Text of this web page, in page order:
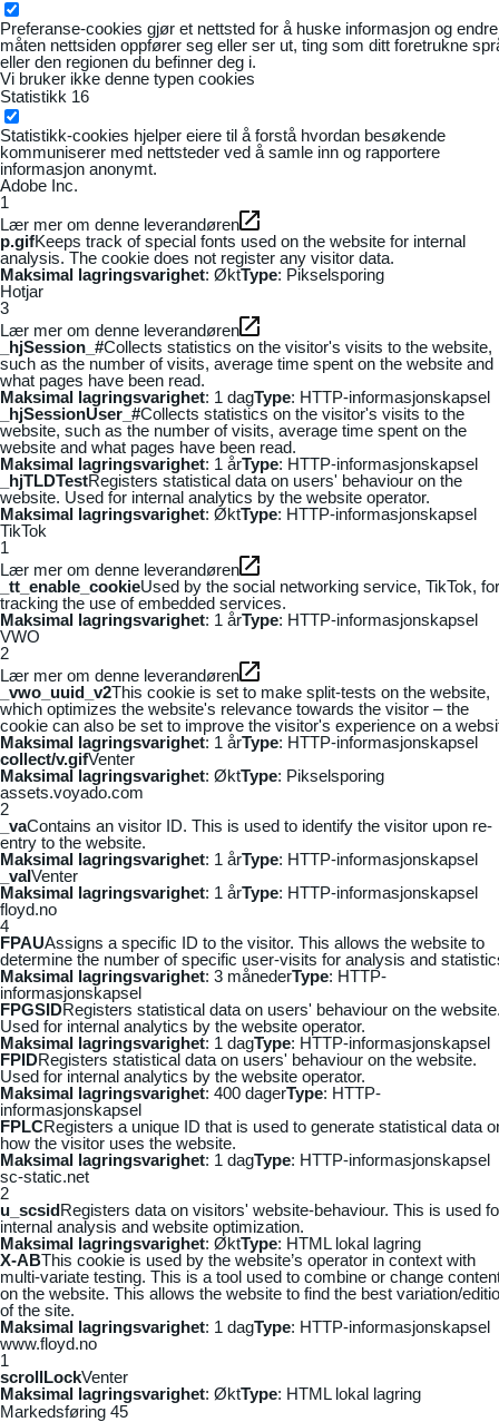
Preferanse-cookies gjør et nettsted for å huske informasjon og
måten nettsiden oppfører seg eller ser ut, ting som ditt foretrukne
eller den regionen du befinner deg i.
Vi bruker ikke denne typen cookies
Statistikk 16
Statistikk-cookies hjelper eiere til å forstå hvordan besøkende
kommuniserer med nettsteder ved å samle inn og rapportere
informasjon anonymt.
Adobe Inc.
1
Lær mer om denne leverandøren
p.gifKeeps track of special fonts used on the website for internal
analysis. The cookie does not register any visitor data.
Maksimal lagringsvarighet: ØktType: Pikselsporing
Hotjar
3
Lær mer om denne leverandøren
_hjSession_#Collects statistics on the visitor's visits to the website,
such as the number of visits, average time spent on the website and
what pages have been read.
Maksimal lagringsvarighet: 1 dagType: HTTP-informasjonskapsel
_hjSessionUser_#Collects statistics on the visitor's visits to the
website, such as the number of visits, average time spent on the
website and what pages have been read.
Maksimal lagringsvarighet: 1 årType: HTTP-informasjonskapsel
_hjTLDTestRegisters statistical data on users' behaviour on the
website. Used for internal analytics by the website operator.
Maksimal lagringsvarighet: ØktType: HTTP-informasjonskapsel
TikTok
1
Lær mer om denne leverandøren
_tt_enable_cookieUsed by the social networking service, TikTok, for
tracking the use of embedded services.
Maksimal lagringsvarighet: 1 årType: HTTP-informasjonskapsel
VWO
2
Lær mer om denne leverandøren
_vwo_uuid_v2This cookie is set to make split-tests on the website,
which optimizes the website's relevance towards the visitor – the
cookie can also be set to improve the visitor's experience on a
Maksimal lagringsvarighet: 1 årType: HTTP-informasjonskapsel
collect/v.gifVenter
Maksimal lagringsvarighet: ØktType: Pikselsporing
assets.voyado.com
2
_vaContains an visitor ID. This is used to identify the visitor upon re-
entry to the website.
Maksimal lagringsvarighet: 1 årType: HTTP-informasjonskapsel
_vaIVenter
Maksimal lagringsvarighet: 1 årType: HTTP-informasjonskapsel
floyd.no
4
FPAUAssigns a specific ID to the visitor. This allows the website to
determine the number of specific user-visits for analysis and
Maksimal lagringsvarighet: 3 månederType: HTTP-
informasjonskapsel
FPGSIDRegisters statistical data on users' behaviour on the
Used for internal analytics by the website operator.
Maksimal lagringsvarighet: 1 dagType: HTTP-informasjonskapsel
FPIDRegisters statistical data on users' behaviour on the website.
Used for internal analytics by the website operator.
Maksimal lagringsvarighet: 400 dagerType: HTTP-
informasjonskapsel
FPLCRegisters a unique ID that is used to generate statistical data
how the visitor uses the website.
Maksimal lagringsvarighet: 1 dagType: HTTP-informasjonskapsel
sc-static.net
2
u_scsidRegisters data on visitors' website-behaviour. This is used
internal analysis and website optimization.
Maksimal lagringsvarighet: ØktType: HTML lokal lagring
X-ABThis cookie is used by the website’s operator in context with
multi-variate testing. This is a tool used to combine or change
on the website. This allows the website to find the best variation/
of the site.
Maksimal lagringsvarighet: 1 dagType: HTTP-informasjonskapsel
www.floyd.no
1
scrollLockVenter
Maksimal lagringsvarighet: ØktType: HTML lokal lagring
Markedsføring 45